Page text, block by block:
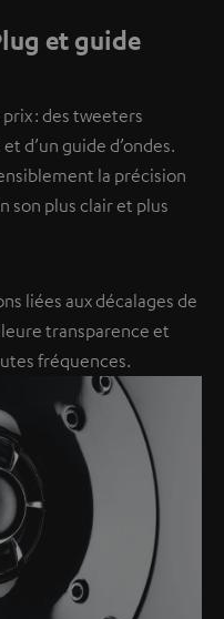
et guide
: des tweeters
d’un guide d’ondes.
la précision
son plus clair et plus
liées aux décalages de
transparence et
fréquences.